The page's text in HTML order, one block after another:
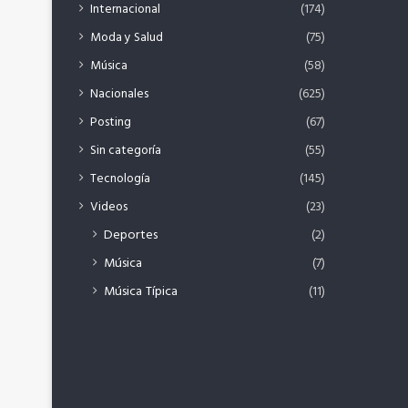
Internacional
(174)
Moda y Salud
(75)
Música
(58)
Nacionales
(625)
Posting
(67)
Sin categoría
(55)
Tecnología
(145)
Videos
(23)
Deportes
(2)
Música
(7)
Música Típica
(11)